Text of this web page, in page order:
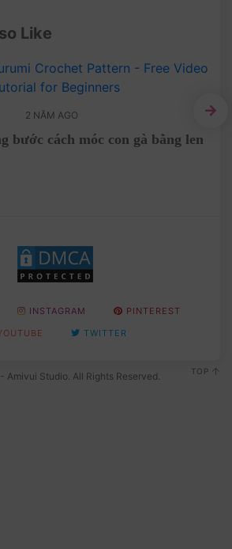
Like
2 NĂM AGO
bước cách móc con gà bằng len
INSTAGRAM
PINTEREST
TWITTER
Studio. All Rights Reserved. TOP